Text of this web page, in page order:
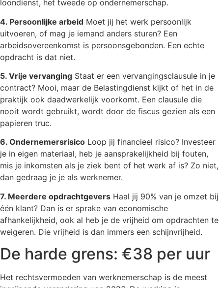
loondienst, het tweede op ondernemerschap.
4. Persoonlijke arbeid Moet jij het werk persoonlijk
uitvoeren, of mag je iemand anders sturen? Een
arbeidsovereenkomst is persoonsgebonden. Een echte
opdracht is dat niet.
5. Vrije vervanging Staat er een vervangingsclausule in je
contract? Mooi, maar de Belastingdienst kijkt of het in de
praktijk ook daadwerkelijk voorkomt. Een clausule die
nooit wordt gebruikt, wordt door de fiscus gezien als een
papieren truc.
6. Ondernemersrisico Loop jij financieel risico? Investeer
je in eigen materiaal, heb je aansprakelijkheid bij fouten,
mis je inkomsten als je ziek bent of het werk af is? Zo niet,
dan gedraag je je als werknemer.
7. Meerdere opdrachtgevers Haal jij 90% van je omzet bij
één klant? Dan is er sprake van economische
afhankelijkheid, ook al heb je de vrijheid om opdrachten te
weigeren. Die vrijheid is dan immers een schijnvrijheid.
De harde grens: €38 per uur
Het rechtsvermoeden van werknemerschap is de meest